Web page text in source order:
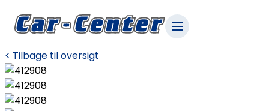
< Tilbage til oversigt